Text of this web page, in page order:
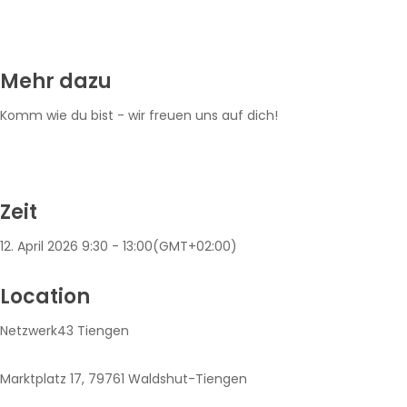
Mehr dazu
Komm wie du bist - wir freuen uns auf dich!
Zeit
12. April 2026 9:30 - 13:00(GMT+02:00)
Location
Netzwerk43 Tiengen
Marktplatz 17, 79761 Waldshut-Tiengen